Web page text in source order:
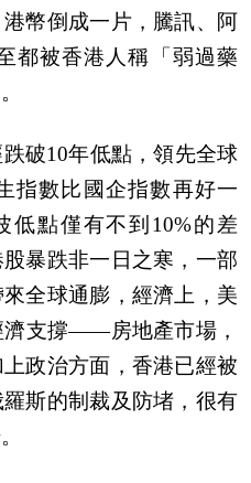
幣倒成一片，騰訊、阿
都被香港人稱「弱過藥
破10年低點，領先全球
指數比國企指數再好一
低點僅有不到10%的差
暴跌非一日之寒，一部
全球通膨，經濟上，美
濟支撐――房地產市場，
政治方面，香港已經被
斯的制裁及防堵，很有